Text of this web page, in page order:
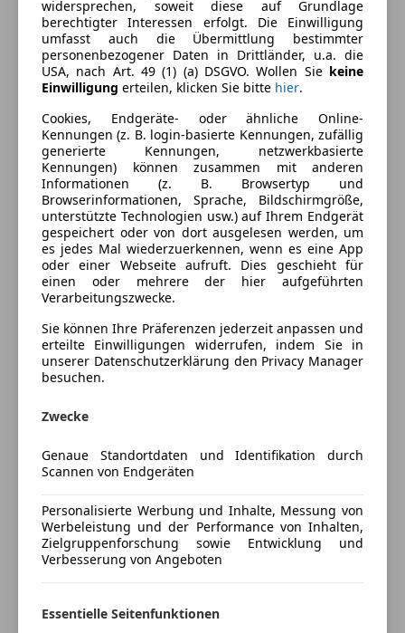
Schadstoffklasse
Euro 6
Kraftstoff
Diesel
Kraftstoffverbrauch
10,10l/100 km (komb.)
Ausstattung
Komfort
Armlehne
Einparkhilfe
Einparkhilfe Sensoren hinten
Einparkhilfe Sensoren vorne
Klimaanlage
Klimaautomatik
Schiebetür links
Schiebetür rechts
Freisprecheinrichtung
Radio
Sicherheit
ABS
Fahrerairbag
Mehr anzeigen
Farbe und Innenausstattung
Außenfarbe
Weiß
Farbe der
Innenausstattung
Schwarz
Fahrzeugbeschreibung
Anhängvorichtung, Pickerl bis 05/27 und Gültiger
Vinjette. Bremsen Neu, VB 18000€,
Nichtraucherfahrzeug
Preisbewertung
widersprechen, soweit diese auf Grundlage
berechtigter Interessen erfolgt. Die Einwilligung
umfasst auch die Übermittlung bestimmter
personenbezogener Daten in Drittländer, u.a. die
USA, nach Art. 49 (1) (a) DSGVO. Wollen Sie keine
Einwilligung erteilen, klicken Sie bitte hier.
Cookies, Endgeräte- oder ähnliche Online-
Kennungen (z. B. login-basierte Kennungen, zufällig
generierte Kennungen, netzwerkbasierte
Kennungen) können zusammen mit anderen
Informationen (z. B. Browsertyp und
Browserinformationen, Sprache, Bildschirmgröße,
unterstützte Technologien usw.) auf Ihrem Endgerät
gespeichert oder von dort ausgelesen werden, um
es jedes Mal wiederzuerkennen, wenn es eine App
oder einer Webseite aufruft. Dies geschieht für
einen oder mehrere der hier aufgeführten
Verarbeitungszwecke.
Sie können Ihre Präferenzen jederzeit anpassen und
erteilte Einwilligungen widerrufen, indem Sie in
unserer Datenschutzerklärung den Privacy Manager
besuchen.
Zwecke
Genaue Standortdaten und Identifikation durch
Scannen von Endgeräten
Personalisierte Werbung und Inhalte, Messung von
Werbeleistung und der Performance von Inhalten,
Zielgruppenforschung sowie Entwicklung und
Verbesserung von Angeboten
Essentielle Seitenfunktionen